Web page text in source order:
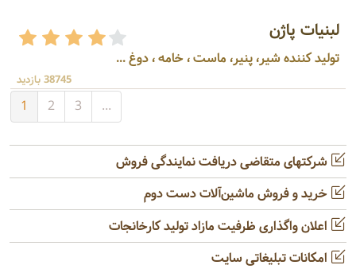
لبنیات پاژن
تولید کننده شیر، پنیر، ماست ، خامه ، دوغ ...
38745 بازدید
1 2 3 ...
شرکتهای متقاضی دریافت نمایندگی فروش
خرید و فروش ماشین‌آلات دست دوم
اعلان واگذاری ظرفیت مازاد تولید کارخانجات
امکانات تبلیغاتی سایت